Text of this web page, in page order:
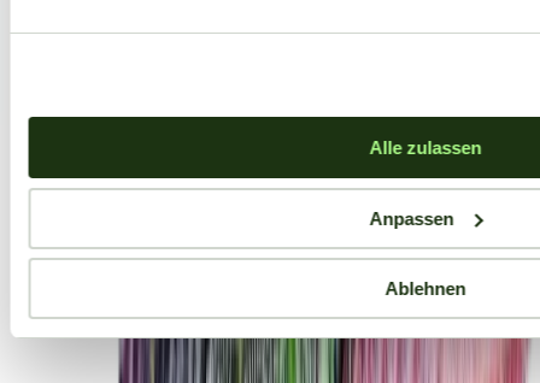
Alle zulassen
Anpassen
Ablehnen